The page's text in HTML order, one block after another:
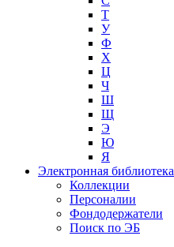
Т
У
Ф
Х
Ц
Ч
Ш
Щ
Э
Ю
Я
Электронная библиотека
Коллекции
Персоналии
Фондодержатели
Поиск по ЭБ